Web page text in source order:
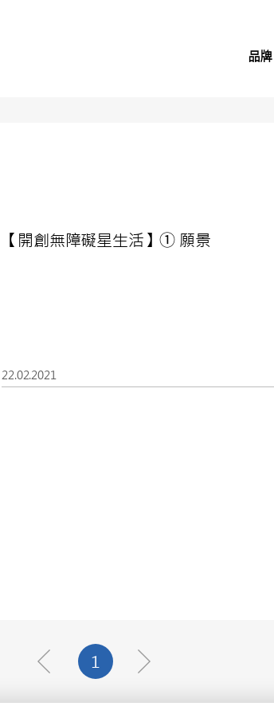
品牌
【開創無障礙星生活】① 願景
22.02.2021
1